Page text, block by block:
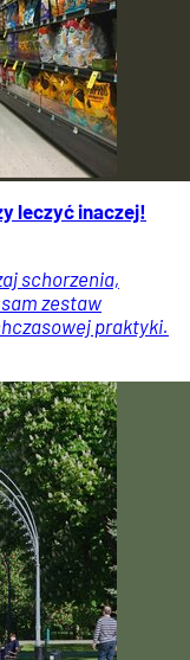
leczyć inaczej!
schorzenia,
zestaw
praktyki.